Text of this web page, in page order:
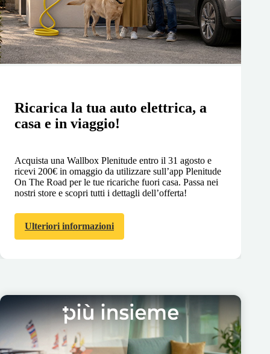
Ricarica la tua auto elettrica, a
casa e in viaggio!
Acquista una Wallbox Plenitude entro il 31 agosto e
ricevi 200€ in omaggio da utilizzare sull’app Plenitude
On The Road per le tue ricariche fuori casa. Passa nei
nostri store e scopri tutti i dettagli dell’offerta!
Ulteriori informazioni